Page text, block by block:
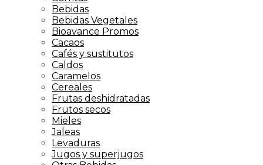
Bebidas
Bebidas Vegetales
Bioavance Promos
Cacaos
Cafés y sustitutos
Caldos
Caramelos
Cereales
Frutas deshidratadas
Frutos secos
Mieles
Jaleas
Levaduras
Jugos y superjugos